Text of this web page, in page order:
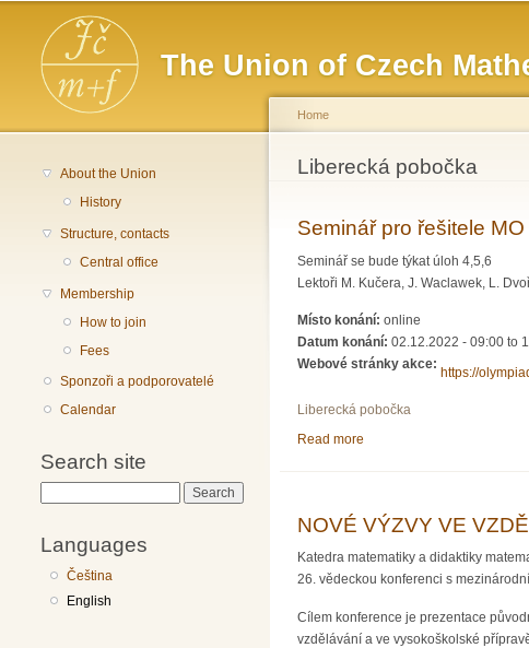
The Union of Czech
Main menu
About the Union
History
Structure, contacts
Central office
Membership
How to join
Fees
Sponzoři a podporovatelé
Calendar
Search site
Languages
Čeština
English
You are here
Home
Liberecká pobočka
Seminář pro řešitele
Seminář se bude týkat úloh 4,5,6
Lektoři M. Kučera, J. Waclawek, L.
Místo konání: online
Datum konání: 02.12.2022 - 09:00 to
Webové stránky akce:
https://
Liberecká pobočka
Read more
NOVÉ VÝZVY VE
Katedra matematiky a didaktiky
26. vědeckou konferenci s
Cílem konference je prezentace
vzdělávání a ve vysokoškolské